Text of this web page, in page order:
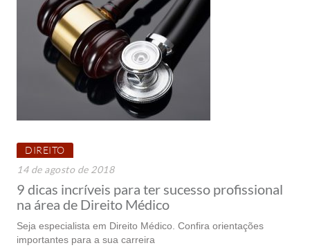
DIREITO
14 de agosto de 2018
9 dicas incríveis para ter sucesso profissional
na área de Direito Médico
Seja especialista em Direito Médico. Confira orientações
importantes para a sua carreira